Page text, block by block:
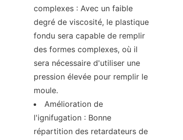
complexes : Avec un faible
degré de viscosité, le plastique
fondu sera capable de remplir
des formes complexes, où il
sera nécessaire d'utiliser une
pression élevée pour remplir le
moule.
Amélioration de
l'ignifugation : Bonne
répartition des retardateurs de